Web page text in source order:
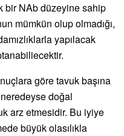
bir NAb düzeyine sahip
mümkün olup olmadığı,
yapılacak
göre tavuk başına
doğal
arz etmesidir. Bu iyiye
büyük olasılıkla